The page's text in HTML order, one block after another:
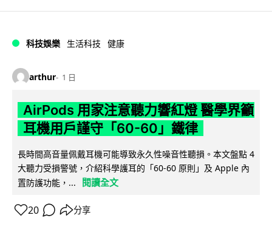
科技娛樂 生活科技 健康
arthur 1 日
AirPods 用家注意聽力響紅燈 醫學界籲
耳機用戶謹守「60-60」鐵律
長時間高音量佩戴耳機可能導致永久性噪音性聽損。本文盤點 4
大聽力受損警號，介紹科學護耳的「60-60 原則」及 Apple 內
置防護功能，...
閱讀全文
20 分享